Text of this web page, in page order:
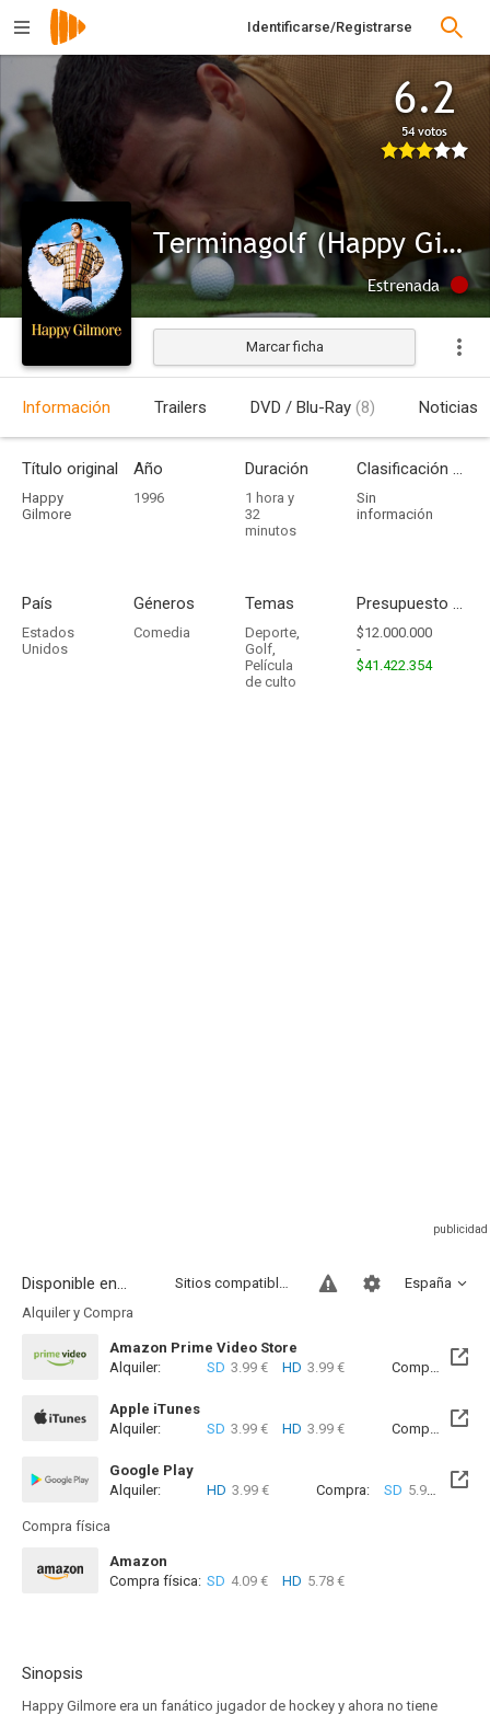
Identificarse/Registrarse
6.2
54 votos
Terminagolf (Happy Gilmore)
Estrenada
Marcar ficha
Información Trailers DVD / Blu-Ray (8) Noticias
Título original
Happy
Gilmore
Año
1996
Duración
1 hora y
32
minutos
Clasificación por edades
Sin
información
País
Estados
Unidos
Géneros
Comedia
Temas
Deporte,
Golf,
Película
de culto
Presupuesto - Ingresos
$12.000.000
-
$41.422.354
Disponible en... España
Sitios compatibles
Alquiler y Compra
Amazon Prime Video Store
Alquiler:
SD 3.99 € HD 3.99 € Compra: SD
Apple iTunes
Alquiler:
SD 3.99 € HD 3.99 € Compra: SD
Google Play
Alquiler:
HD 3.99 € Compra: SD 5.99 € HD
Compra física
Amazon
Compra física: SD 4.09 € HD 5.78 €
Sinopsis
Happy Gilmore era un fanático jugador de hockey y ahora no tiene